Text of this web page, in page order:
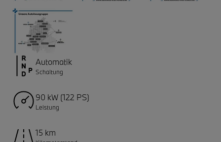
Automatik
Schaltung
90 kW (122 PS)
Leistung
15 km